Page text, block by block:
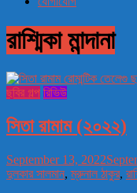
রাশ্মিকা মান্দানা
ছবির গল্প রিভিউ
সিতা রামাম (২০২২)
September 13, 2022
দুলকার সালমান,ম্রুনাল ঠাকুর,